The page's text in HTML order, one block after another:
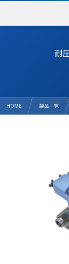
耐
HOME 製品一覧